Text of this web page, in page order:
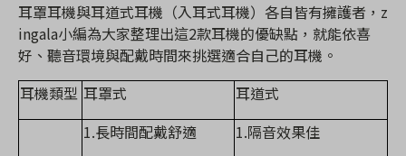
耳罩耳機與耳道式耳機（入耳式耳機）各自皆有擁護者，z
ingala小編為大家整理出這2款耳機的優缺點，就能依喜
好、聽音環境與配戴時間來挑選適合自己的耳機。
耳機類型 耳罩式 耳道式
1.長時間配戴舒適
1.隔音效果佳